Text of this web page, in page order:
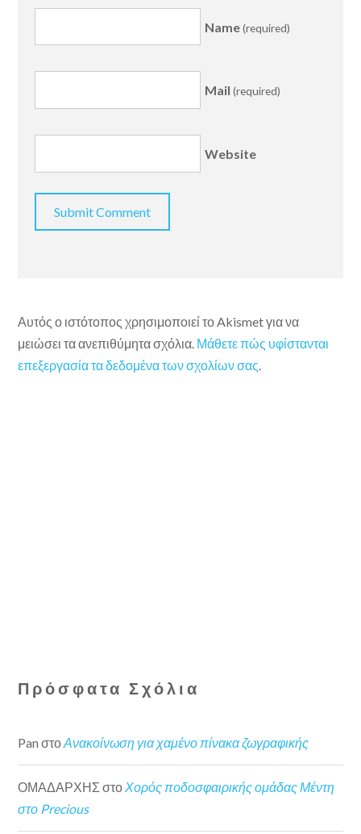
Name(required)
Mail (required)
Website
Αυτός ο ιστότοπος χρησιμοποιεί το Akismet για να
μειώσει τα ανεπιθύμητα σχόλια. Μάθετε πώς υφίστανται
επεξεργασία τα δεδομένα των σχολίων σας.
Πρόσφατα Σχόλια
Pan στοΑνακοίνωση για χαμένο πίνακα ζωγραφικής
ΟΜΑΔΑΡΧΗΣ στοΧορός ποδοσφαιρικής ομάδας Μέντη
στο Precious